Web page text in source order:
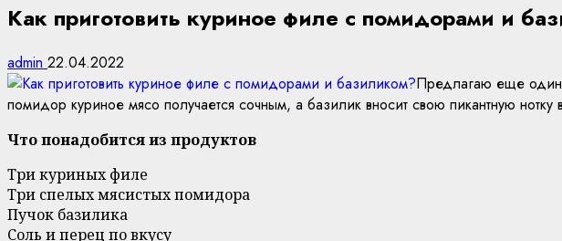
Как приготовить куриное филе с помидорами и
admin 22.04.2022
Предлагаю еще один
помидор куриное мясо получается сочным, а базилик вносит свою пикантную нотку
Что понадобится из продуктов
Три куриных филе
Три спелых мясистых помидора
Пучок базилика
Соль и перец по вкусу